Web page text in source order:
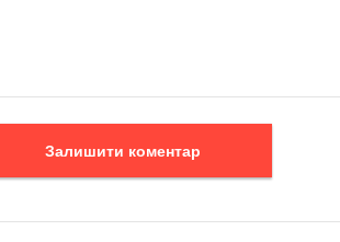
Залишити коментар